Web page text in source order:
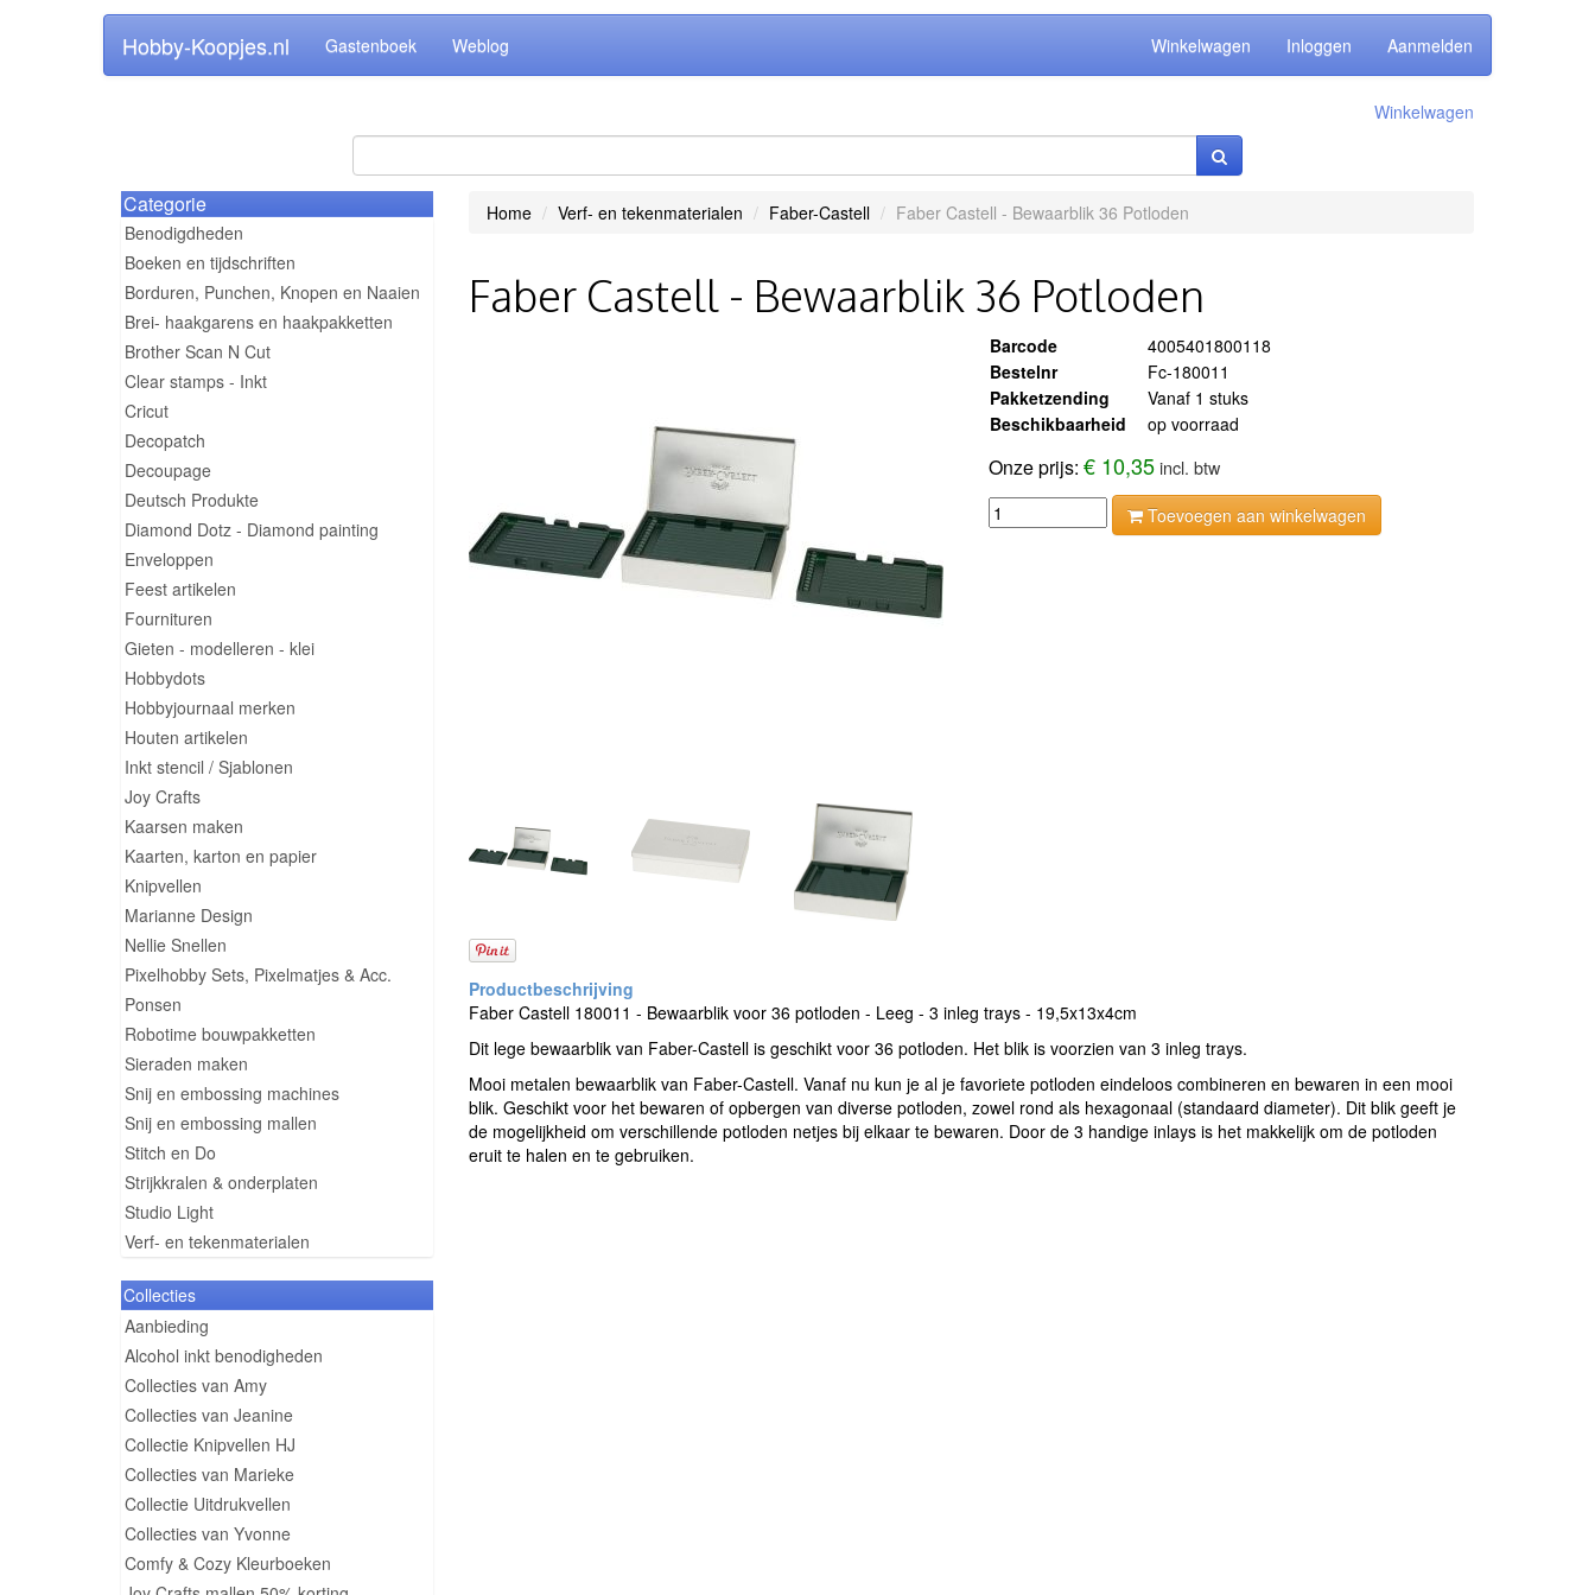
Hobby-Koopjes.nl Gastenboek Weblog Winkelwagen Inloggen Aanmelden
Winkelwagen
Categorie
Benodigdheden
Boeken en tijdschriften
Borduren, Punchen, Knopen en Naaien
Brei- haakgarens en haakpakketten
Brother Scan N Cut
Clear stamps - Inkt
Cricut
Decopatch
Decoupage
Deutsch Produkte
Diamond Dotz - Diamond painting
Enveloppen
Feest artikelen
Fournituren
Gieten - modelleren - klei
Hobbydots
Hobbyjournaal merken
Houten artikelen
Inkt stencil / Sjablonen
Joy Crafts
Kaarsen maken
Kaarten, karton en papier
Knipvellen
Marianne Design
Nellie Snellen
Pixelhobby Sets, Pixelmatjes & Acc.
Ponsen
Robotime bouwpakketten
Sieraden maken
Snij en embossing machines
Snij en embossing mallen
Stitch en Do
Strijkkralen & onderplaten
Studio Light
Verf- en tekenmaterialen
Collecties
Aanbieding
Alcohol inkt benodigheden
Collecties van Amy
Collecties van Jeanine
Collectie Knipvellen HJ
Collecties van Marieke
Collectie Uitdrukvellen
Collecties van Yvonne
Comfy & Cozy Kleurboeken
Home Verf- en tekenmaterialen Faber-Castell Faber Castell - Bewaarblik 36 Potloden
Faber Castell - Bewaarblik 36 Potloden
Barcode
4005401800118
Bestelnr
Fc-180011
Pakketzending
Vanaf 1 stuks
Beschikbaarheid
op voorraad
Onze prijs:€ 10,35 incl. btw
Toevoegen aan winkelwagen
Faber Castell 180011 - Bewaarblik voor 36 potloden - Leeg - 3 inleg trays - 19,5x13x4cm
Dit lege bewaarblik van Faber-Castell is geschikt voor 36 potloden. Het blik is voorzien van 3 inleg trays.
Mooi metalen bewaarblik van Faber-Castell. Vanaf nu kun je al je favoriete potloden eindeloos combineren en bewaren in een mooi
blik. Geschikt voor het bewaren of opbergen van diverse potloden, zowel rond als hexagonaal (standaard diameter). Dit blik geeft je
de mogelijkheid om verschillende potloden netjes bij elkaar te bewaren. Door de 3 handige inlays is het makkelijk om de potloden
eruit te halen en te gebruiken.